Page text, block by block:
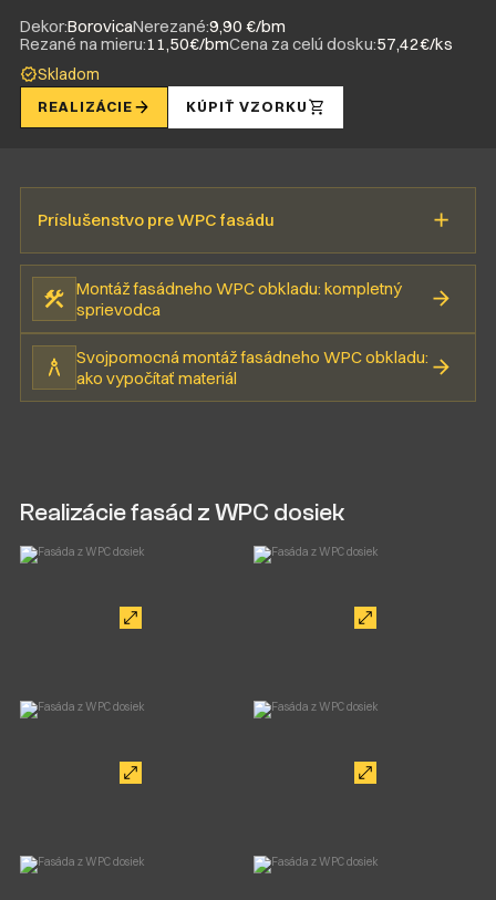
Dekor:BorovicaNerezané:9,90 €/bm
Rezané na mieru:11,50€/bmCena za celú dosku:57,42€/ks
Skladom
REALIZÁCIE KÚPIŤ VZORKU
Príslušenstvo pre WPC fasádu
Montáž fasádneho WPC obkladu: kompletný
sprievodca
Svojpomocná montáž fasádneho WPC obkladu:
ako vypočítať materiál
Realizácie fasád z WPC dosiek